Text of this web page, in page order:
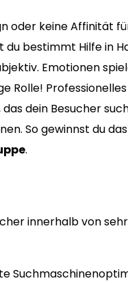
oder keine Affinität
du bestimmt Hilfe in
Emotionen
Rolle!
dein Besucher
So gewinnst du
.
innerhalb von